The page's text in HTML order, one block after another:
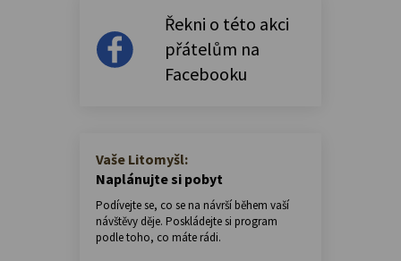
Řekni o této akci
přátelům na
Facebooku
Vaše Litomyšl:
Naplánujte si pobyt
Podívejte se, co se na návrší během vaší
návštěvy děje. Poskládejte si program
podle toho, co máte rádi.